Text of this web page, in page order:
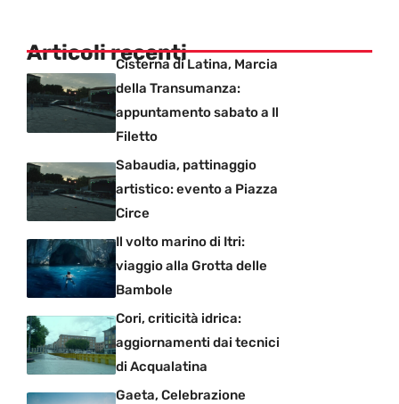
Articoli recentiCisterna di Latina, Marcia
della Transumanza:
appuntamento sabato a Il
Filetto
Sabaudia, pattinaggio
artistico: evento a Piazza
Circe
Il volto marino di Itri:
viaggio alla Grotta delle
Bambole
Cori, criticità idrica:
aggiornamenti dai tecnici
di Acqualatina
Gaeta, Celebrazione